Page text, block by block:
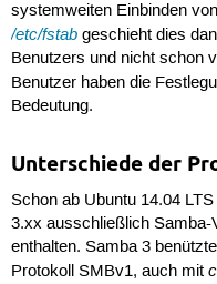
systemweiten Einbinden
/etc/fstabgeschieht dies
Benutzers und nicht schon
Benutzer haben die
Bedeutung.
Unterschiede der
Schon ab Ubuntu 14.04
3.xx ausschließlich Samba-
enthalten. Samba 3
Protokoll SMBv1, auch mit